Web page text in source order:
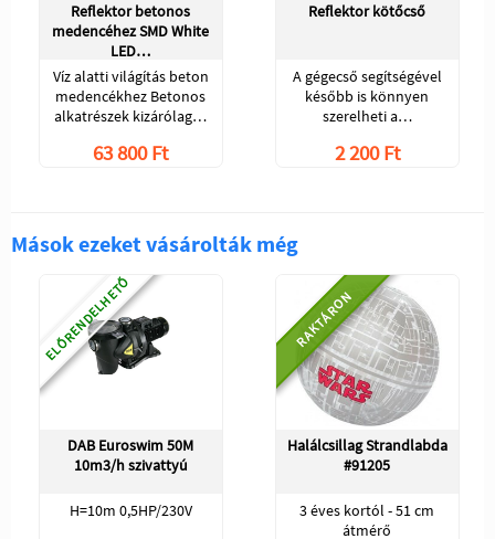
Reflektor betonos
medencéhez SMD White
LED…
Víz alatti világítás beton
medencékhez Betonos
alkatrészek kizárólag…
63 800 Ft
Reflektor kötőcső
A gégecső segítségével
később is könnyen
szerelheti a…
2 200 Ft
Mások ezeket vásárolták még
ELŐRENDELHETŐ
DAB Euroswim 50M
10m3/h szivattyú
H=10m 0,5HP/230V
RAKTÁRON
Halálcsillag Strandlabda
#91205
3 éves kortól - 51 cm
átmérő